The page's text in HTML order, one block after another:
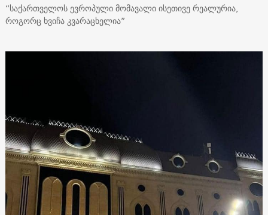
“საქართველოს ევროპული მომავალი ისეთივე რეალურია,
როგორც ხვიჩა კვარაცხელია”